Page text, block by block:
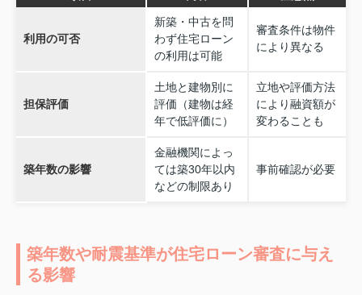
利用の可否
新築・中古を問
わず住宅ローン
の利用は可能
審査条件は物件
により異なる
担保評価
土地と建物別に
評価（建物は経
年で低評価に）
立地や評価方法
により融資額が
変わることも
築年数の影響
金融機関によっ
ては築30年以内
などの制限あり
事前確認が必要
築年数や耐震基準が住宅ローン審査に与え
る影響